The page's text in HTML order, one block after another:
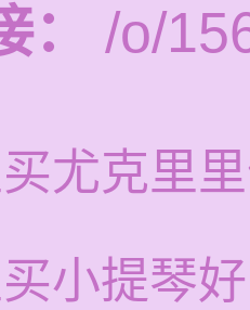
/o/
尤克里
小提琴好